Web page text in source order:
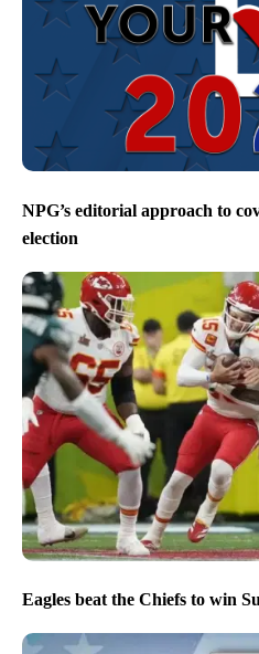
NPG’s editorial approach to
election
Eagles beat the Chiefs to win